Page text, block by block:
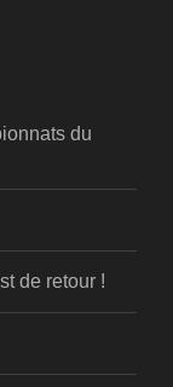
du
de retour !